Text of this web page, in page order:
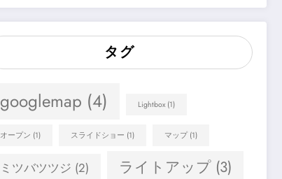
タグ
googlemap (4) Lightbox (1)
オープン (1) スライドショー (1) マップ(1)
ミツバツツジ (2) ライトアップ (3)